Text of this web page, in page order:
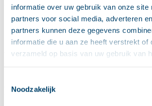
informatie over uw gebruik van onze site
partners voor social media, adverteren
partners kunnen deze gegevens
informatie die u aan ze heeft verstrekt of
verzameld op basis van uw gebruik van
Noodzakelijk
Klantvriendelijkheid;
Efficiency;
CTI zorgt er bovendien voor dat medewerkers
thuiswerkers.
Functionaliteiten